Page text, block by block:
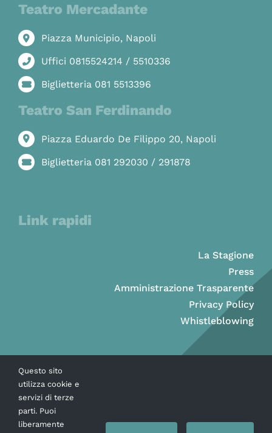
Teatro Mercadante
Piazza Municipio, Napoli
Uffici 0815524214 / 5510336
Biglietteria 081 5513396
Teatro San Ferdinando
Piazza Eduardo De Filippo 20, Napoli
Biglietteria 081 292030 / 291878
Link rapidi
La Stagione
Press
Amministrazione Trasparente
Privacy Policy
Whistleblowing
Questo sito
utilizza cookie e
servizi di terze
parti. Puoi
liberamente